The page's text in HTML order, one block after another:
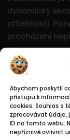
Abychom poskytli
přístupu k
cookies. Souhlas s
zpracovávat údaje,
ID na tomto webu.
nepříznivě ovlivnit
dynamický
příležitostí.
procházení
Logo
známka.